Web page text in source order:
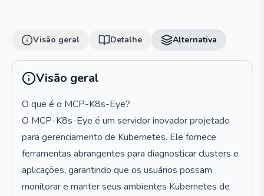
Visão geral Detalhe Alternativa
Visão geral
O que é o MCP-K8s-Eye?
O MCP-K8s-Eye é um servidor inovador projetado
para gerenciamento de Kubernetes. Ele fornece
ferramentas abrangentes para diagnosticar clusters e
aplicações, garantindo que os usuários possam
monitorar e manter seus ambientes Kubernetes de